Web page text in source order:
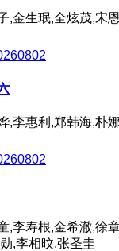
,金生珉,全炫茂,宋
,李惠利,郑韩海,朴
,李寿根,金希澈,徐
,李相旼,张圣圭